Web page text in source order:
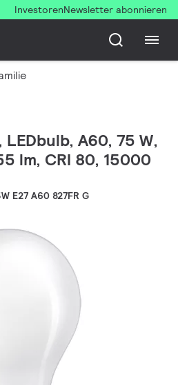
InvestorenNewsletter abonnieren
A60, 75 W,
lm, CRI 80, 15000
E27 A60 827FR G